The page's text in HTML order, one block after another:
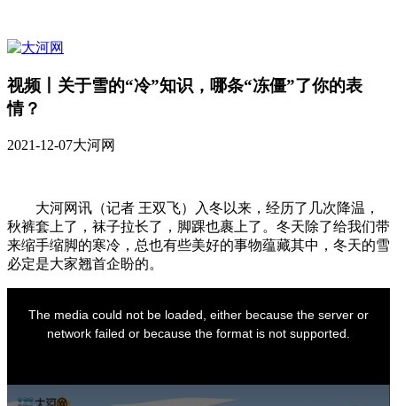
视频丨关于雪的“冷”知识，哪条“冻僵”了你的表
情？
2021-12-07大河网
大河网讯（记者 王双飞）入冬以来，经历了几次降温，
秋裤套上了，袜子拉长了，脚踝也裹上了。冬天除了给我们带
来缩手缩脚的寒冷，总也有些美好的事物蕴藏其中，冬天的雪
必定是大家翘首企盼的。